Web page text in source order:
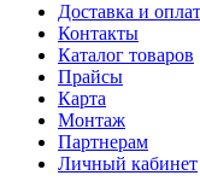
Доставка и
Контакты
Каталог товаров
Прайсы
Карта
Монтаж
Партнерам
Личный кабинет